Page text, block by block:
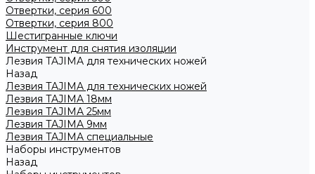
Отвертки, серия 600
Отвертки, серия 800
Шестигранные ключи
Инструмент для снятия изоляции
Лезвия TAJIMA для технических ножей
Назад
Лезвия TAJIMA для технических ножей
Лезвия TAJIMA 18мм
Лезвия TAJIMA 25мм
Лезвия TAJIMA 9мм
Лезвия TAJIMA специальные
Наборы инструментов
Назад